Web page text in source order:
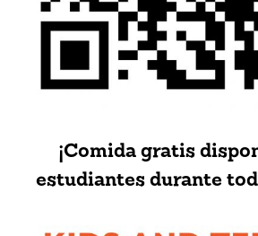
¡Comida gratis
estudiantes durante